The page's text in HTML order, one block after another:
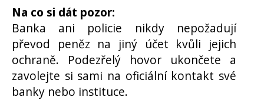
Na co si dát pozor:
Banka ani policie nikdy nepožadují
převod peněz na jiný účet kvůli jejich
ochraně. Podezřelý hovor ukončete a
zavolejte si sami na oficiální kontakt své
banky nebo instituce.